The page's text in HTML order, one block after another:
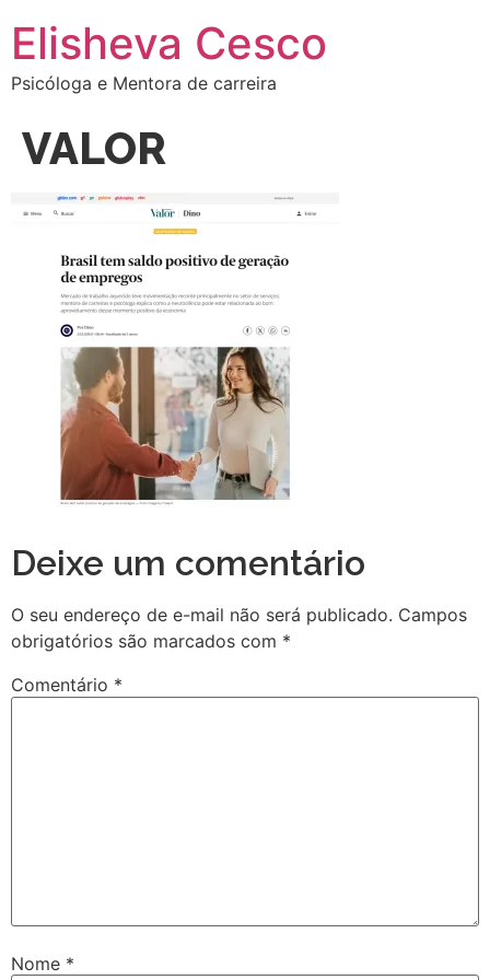
Elisheva Cesco
Psicóloga e Mentora de carreira
VALOR
Deixe um comentário
O seu endereço de e-mail não será publicado. Campos
obrigatórios são marcados com *
Comentário *
Nome *